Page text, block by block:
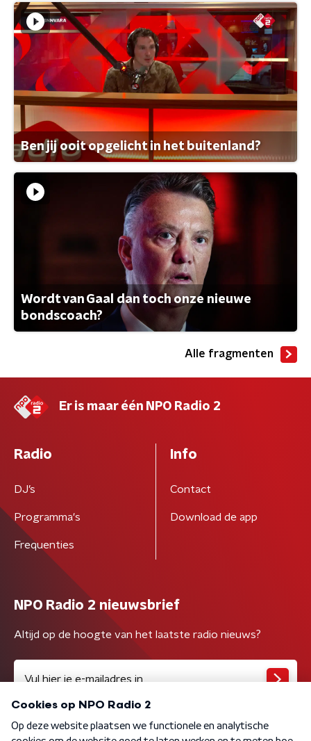
Ben jij ooit opgelicht in het buitenland?
Wordt van Gaal dan toch onze nieuwe
bondscoach?
Alle fragmenten
Er is maar één NPO Radio 2
Radio
DJ’s
Programma's
Frequenties
Info
Contact
Download de app
NPO Radio 2 nieuwsbrief
Altijd op de hoogte van het laatste radio nieuws?